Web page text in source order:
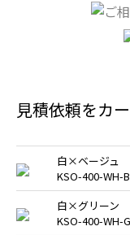
見積依頼をカ
白×ベージュ
KSO-400-WH-
白×グリーン
KSO-400-WH-